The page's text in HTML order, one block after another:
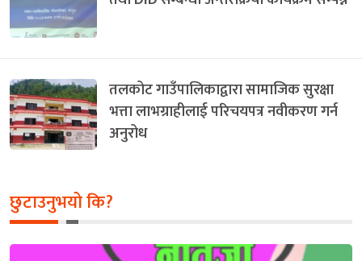
तलकोट गाउँपालिकाद्वारा सामाजिक सुरक्षा
भत्ता लाभग्राहीलाई परिचयपत्र नवीकरण गर्न
अनुरोध
छुटाउनुभयो कि?